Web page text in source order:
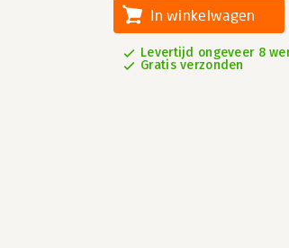
In winkelwagen
Levertijd ongeveer 8
Gratis verzonden